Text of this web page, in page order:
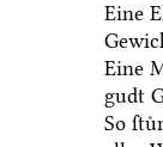
Eine
Eine
gudt
So